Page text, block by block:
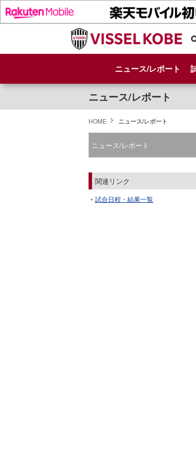
h
ニュース/レポート
ニュース/レポート
HOME ニュース/レポート
ニュース/レポート
関連リンク
試合日程・結果一覧